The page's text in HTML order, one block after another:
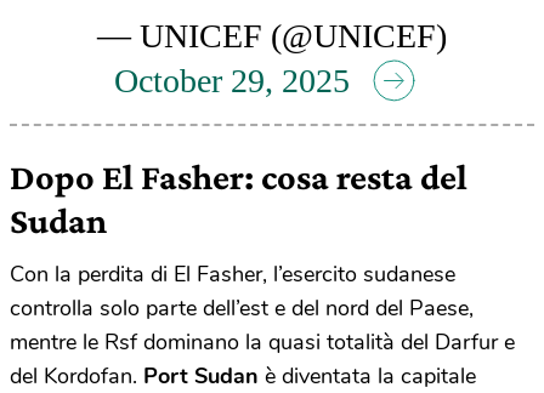
— UNICEF (@UNICEF)
October 29, 2025
Dopo El Fasher: cosa resta del
Sudan
Con la perdita di El Fasher, l’esercito sudanese
controlla solo parte dell’est e del nord del Paese,
mentre le Rsf dominano la quasi totalità del Darfur e
del Kordofan. Port Sudan è diventata la capitale